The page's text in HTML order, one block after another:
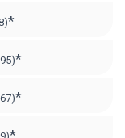
*
*
*
*